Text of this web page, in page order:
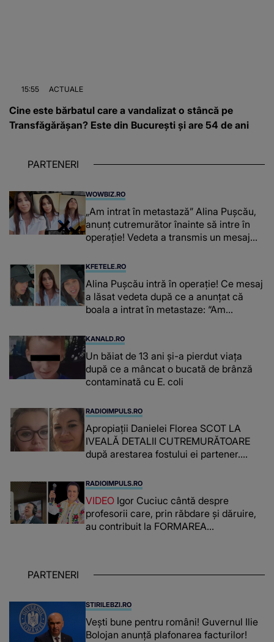
15:55 ACTUALE
Cine este bărbatul care a vandalizat o stâncă pe
Transfăgărășan? Este din București și are 54 de ani
PARTENERI
WOWBIZ.RO
„Am intrat în metastază” Alina Pușcău,
anunț cutremurător înainte să intre în
operație! Vedeta a transmis un mesaj
KFETELE.RO
Alina Pușcău intră în operație! Ce mesaj
a lăsat vedeta după ce a anunțat că
boala a intrat în metastaze: “Am
KANALD.RO
Un băiat de 13 ani și-a pierdut viața
după ce a mâncat o bucată de brânză
contaminată cu E. coli
RADIOIMPULS.RO
Apropiații Danielei Florea SCOT LA
IVEALĂ DETALII CUTREMURĂTOARE
după arestarea fostului ei partener.
românca ucisă în Italia și ascunsă în
lada unui pat: " Îmi pare rău că nu am
reușit să fac mai mult pentru ea și..."
RADIOIMPULS.RO
VIDEO Igor Cuciuc cântă despre
profesorii care, prin răbdare și dăruire,
au contribuit la FORMAREA
chiar și după trecerea anilor: "De
PARTENERI
STIRILEBZI.RO
Vești bune pentru români! Guvernul Ilie
Bolojan anunță plafonarea facturilor!